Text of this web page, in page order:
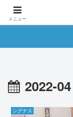
2022-04
シグナス
メニュー